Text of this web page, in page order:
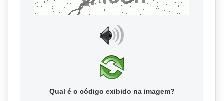
Qual é o código exibido na imagem?